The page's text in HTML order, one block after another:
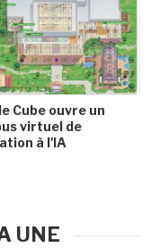
Cube ouvre un
virtuel de
à l'IA
UNE